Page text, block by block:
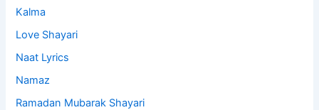
Kalma
Love Shayari
Naat Lyrics
Namaz
Ramadan Mubarak Shayari